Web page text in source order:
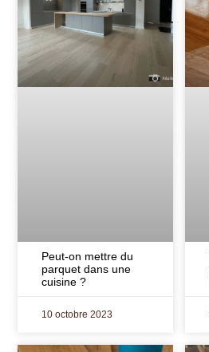
Peut-on mettre du
parquet dans une
cuisine ?
10 octobre 2023